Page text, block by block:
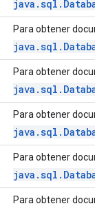
Para obtener
Para obtener
Para obtener
Para obtener
Para obtener